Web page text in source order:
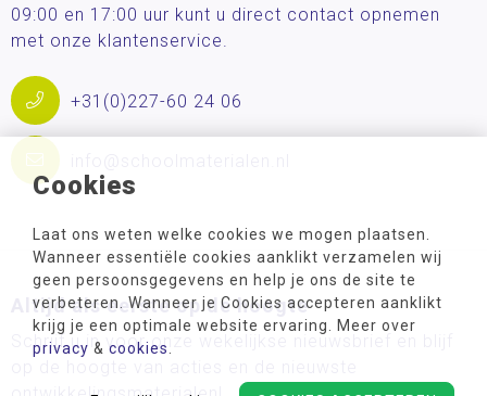
Cookies
Laat ons weten welke cookies we mogen plaatsen.
Wanneer essentiële cookies aanklikt verzamelen wij
geen persoonsgegevens en help je ons de site te
verbeteren. Wanneer je Cookies accepteren aanklikt
krijg je een optimale website ervaring. Meer over
privacy & cookies
09:00 en 17:00 uur kunt u direct contact opnemen
met onze klantenservice.
+31(0)227-60 24 06
Altijd als eerste op de hoogte
Schrijf u in voor onze wekelijkse nieuwsbrief en blijf